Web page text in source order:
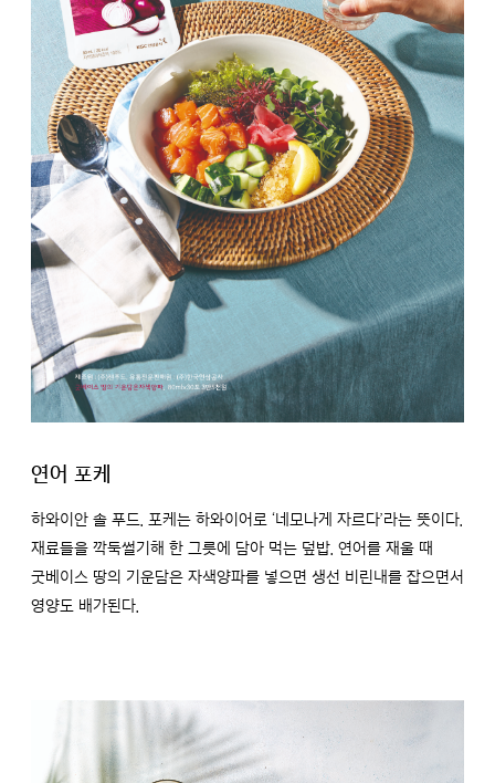
연어 포케
하와이안 솔 푸드. 포케는 하와이어로 ‘네모나게 자르다’라는 뜻이다.
재료들을 깍둑썰기해 한 그릇에 담아 먹는 덮밥. 연어를 재울 때
굿베이스 땅의 기운담은 자색양파를 넣으면 생선 비린내를 잡으면서
영양도 배가된다.